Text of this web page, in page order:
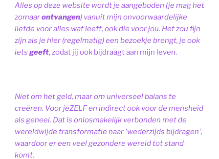
Alles op deze website wordt je aangeboden (je mag het
zomaarontvangen) vanuit mijn onvoorwaardelijke
liefde voor alles wat leeft, ook die voor jou. Het zou fijn
zijn als je hier (regelmatig) een bezoekje brengt, je ook
iets geeft, zodat jij ook bijdraagt aan mijn leven.
Niet om het geld, maar om universeel balans te
creëren. Voor jeZELF en indirect ook voor de mensheid
als geheel. Dat is onlosmakelijk verbonden met de
wereldwijde transformatie naar 'wederzijds bijdragen',
waardoor er een veel gezondere wereld tot stand
komt.